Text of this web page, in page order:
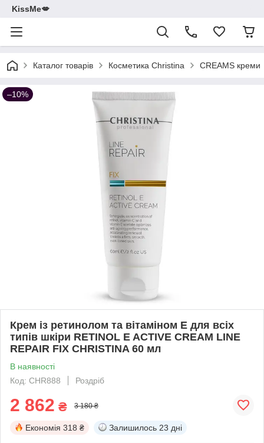
KissMe💋
Каталог товарів Косметика Christina CREAMS креми
–10%
Крем із ретинолом та вітаміном Е для всіх
типів шкіри RETINOL E ACTIVE CREAM LINE
REPAIR FIX CHRISTINA 60 мл
В наявності
Код: CHR888
Роздріб
2 862 ₴ 3 180 ₴
Економія 318 ₴ Залишилось 23 дні